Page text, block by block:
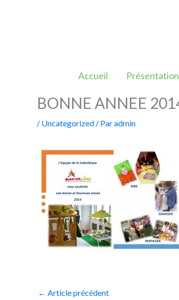
Accueil Présentation
BONNE ANNEE
/ Uncategorized / Paradmin
← Article précédent